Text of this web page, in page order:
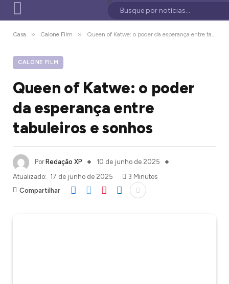
Casa » Calone Film » Queen of Katwe: o poder da esperança entre tabuleiros e sonhos
CALONE FILM
Queen of Katwe: o poder
da esperança entre
tabuleiros e sonhos
Por Redação XP
10 de junho de 2025
Atualizado: 17 de junho de 2025
3 Minutos
Compartilhar